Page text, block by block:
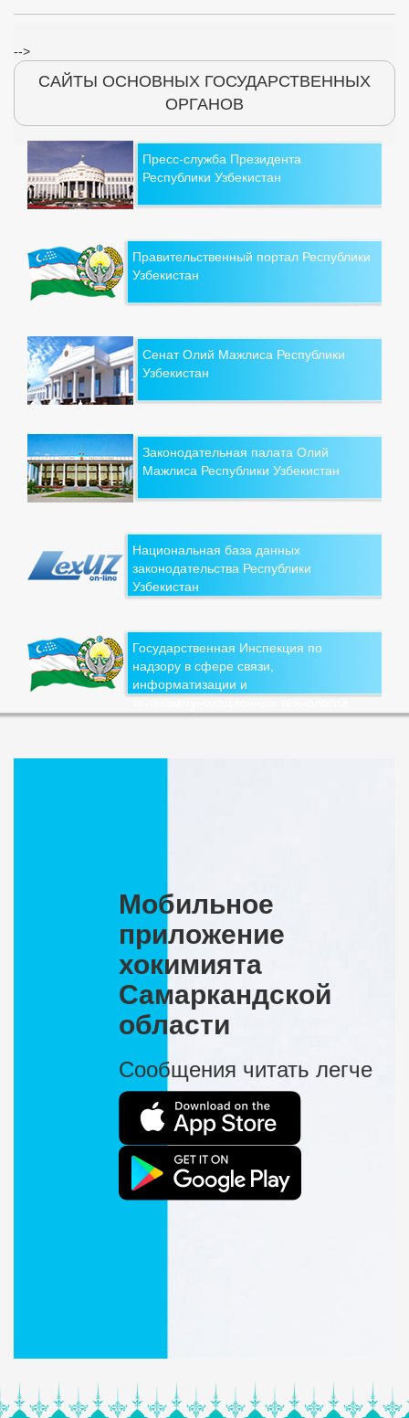
-->
САЙТЫ ОСНОВНЫХ ГОСУДАРСТВЕННЫХ
ОРГАНОВ
Пресс-служба Президента
Республики Узбекистан
Правительственный портал Республики
Узбекистан
Сенат Олий Мажлиса Республики
Узбекистан
Законодательная палата Олий
Мажлиса Республики Узбекистан
Национальная база данных
законодательства Республики
Узбекистан
Государственная Инспекция по
надзору в сфере связи,
информатизации и
Мобильное
приложение
хокимията
Самаркандской
области
Сообщения читать легче